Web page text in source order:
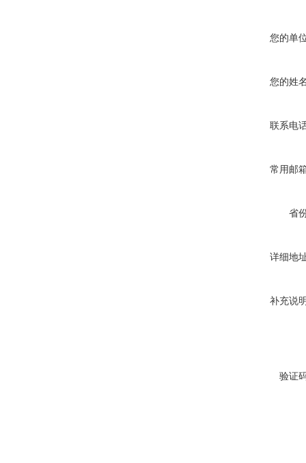
您的单
您的姓
联系电
常用邮
省
详细地
补充说
验证